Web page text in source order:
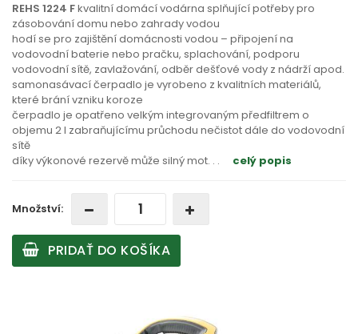
REHS 1224 Fkvalitní domácí vodárna splňující potřeby pro
zásobování domu nebo zahrady vodou
hodí se pro zajištění domácnosti vodou – připojení na
vodovodní baterie nebo pračku, splachování, podporu
vodovodní sítě, zavlažování, odběr dešťové vody z nádrží apod.
samonasávací čerpadlo je vyrobeno z kvalitních materiálů,
které brání vzniku koroze
čerpadlo je opatřeno velkým integrovaným předfiltrem o
objemu 2 l zabraňujícímu průchodu nečistot dále do vodovodní
sítě
díky výkonové rezervě může silný mot. . . celý popis
Množství:
PRIDAŤ DO KOŠÍKA